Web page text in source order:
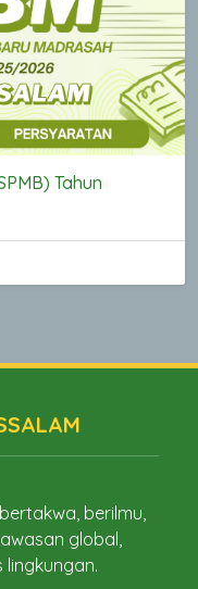
Tahun
berilmu,
global,